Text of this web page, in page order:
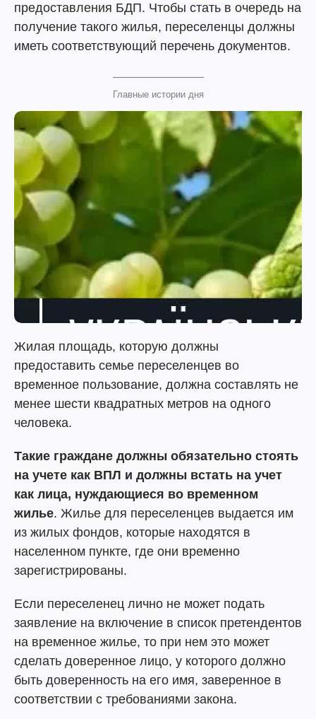
предоставления БДП. Чтобы стать в очередь на
получение такого жилья, переселенцы должны
иметь соответствующий перечень документов.
Главные истории дня
Жилая площадь, которую должны
предоставить семье переселенцев во
временное пользование, должна составлять не
менее шести квадратных метров на одного
человека.
Такие граждане должны обязательно стоять
на учете как ВПЛ и должны встать на учет
как лица, нуждающиеся во временном
жилье. Жилье для переселенцев выдается им
из жилых фондов, которые находятся в
населенном пункте, где они временно
зарегистрированы.
Если переселенец лично не может подать
заявление на включение в список претендентов
на временное жилье, то при нем это может
сделать доверенное лицо, у которого должно
быть доверенность на его имя, заверенное в
соответствии с требованиями закона.